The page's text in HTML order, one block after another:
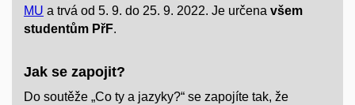
MU a trvá od 5. 9. do 25. 9. 2022. Je určena všem
studentům PřF.
Jak se zapojit?
Do soutěže „Co ty a jazyky?“ se zapojíte tak, že